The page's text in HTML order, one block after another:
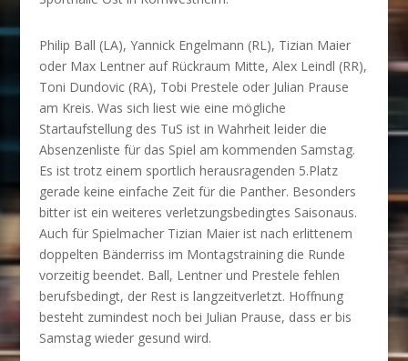
Philip Ball (LA), Yannick Engelmann (RL), Tizian Maier
oder Max Lentner auf Rückraum Mitte, Alex Leindl (RR),
Toni Dundovic (RA), Tobi Prestele oder Julian Prause
am Kreis. Was sich liest wie eine mögliche
Startaufstellung des TuS ist in Wahrheit leider die
Absenzenliste für das Spiel am kommenden Samstag.
Es ist trotz einem sportlich herausragenden 5.Platz
gerade keine einfache Zeit für die Panther. Besonders
bitter ist ein weiteres verletzungsbedingtes Saisonaus.
Auch für Spielmacher Tizian Maier ist nach erlittenem
doppelten Bänderriss im Montagstraining die Runde
vorzeitig beendet. Ball, Lentner und Prestele fehlen
berufsbedingt, der Rest is langzeitverletzt. Hoffnung
besteht zumindest noch bei Julian Prause, dass er bis
Samstag wieder gesund wird.